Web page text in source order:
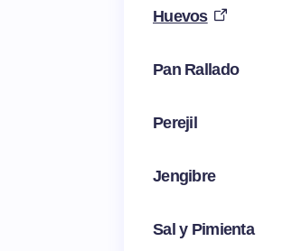
Huevos
Pan Rallado
Perejil
Jengibre
Sal y Pimienta